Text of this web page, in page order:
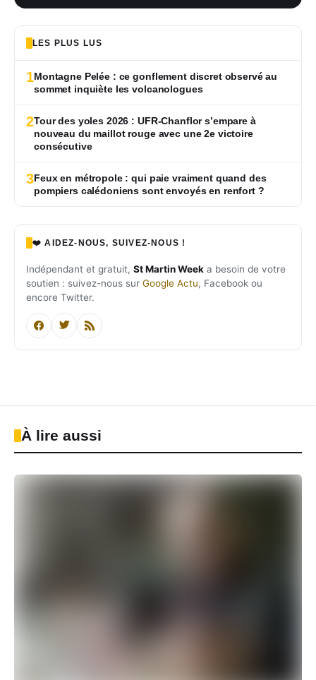
LES PLUS LUS
1Montagne Pelée : ce gonflement discret observé au
sommet inquiète les volcanologues
2Tour des yoles 2026 : UFR-Chanflor s’empare à
nouveau du maillot rouge avec une 2e victoire
consécutive
3Feux en métropole : qui paie vraiment quand des
pompiers calédoniens sont envoyés en renfort ?
❤️ AIDEZ-NOUS, SUIVEZ-NOUS !
Indépendant et gratuit, St Martin Week a besoin de votre
soutien : suivez-nous sur Google Actu, Facebook ou
encore Twitter.
À lire aussi